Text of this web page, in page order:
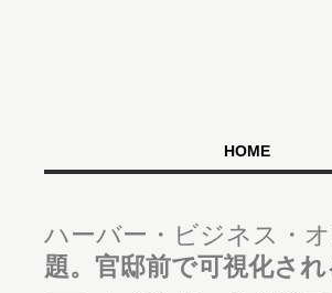
HOME
ハーバー・ビジネス・
題。官邸前で可視化さ